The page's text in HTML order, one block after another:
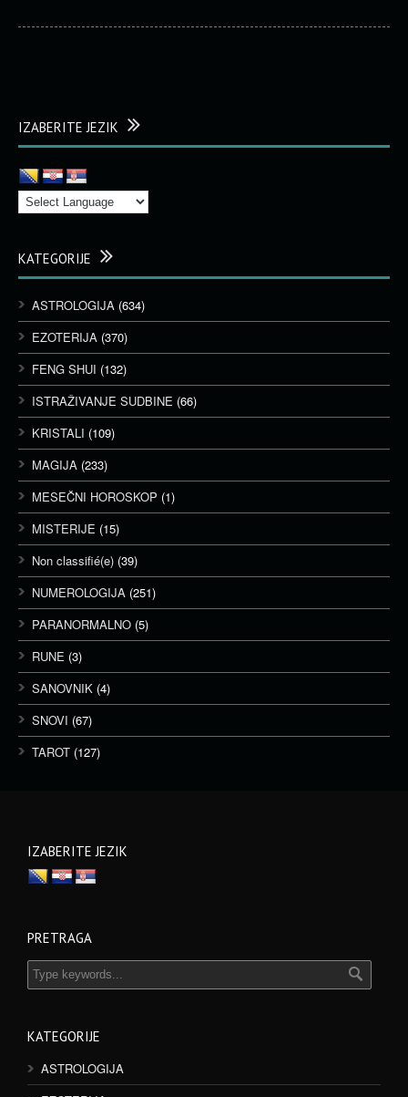
IZABERITE JEZIK
KATEGORIJE
ASTROLOGIJA (634)
EZOTERIJA (370)
FENG SHUI (132)
ISTRAŽIVANJE SUDBINE (66)
KRISTALI (109)
MAGIJA (233)
MESEČNI HOROSKOP (1)
MISTERIJE (15)
Non classifié(e) (39)
NUMEROLOGIJA (251)
PARANORMALNO (5)
RUNE (3)
SANOVNIK (4)
SNOVI (67)
TAROT (127)
IZABERITE JEZIK
PRETRAGA
KATEGORIJE
ASTROLOGIJA